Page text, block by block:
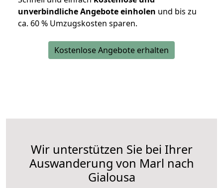
unverbindliche Angebote einholen und bis zu
ca. 60 % Umzugskosten sparen.
Kostenlose Angebote erhalten
Wir unterstützen Sie bei Ihrer
Auswanderung von Marl nach
Gialousa